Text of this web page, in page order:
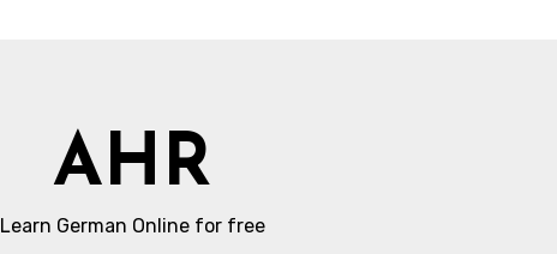
AHR
Learn German Online for free